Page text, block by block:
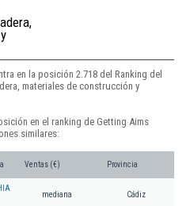
en la posición 2.718 del Ranking del
materiales de construcción y
en el ranking de Getting Aims
similares:
Ventas (€) Provincia
mediana Cádiz